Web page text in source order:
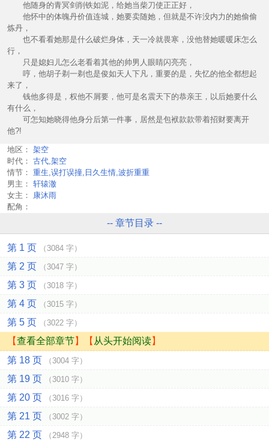
他随身的青冥剑削铁如泥，给她当柴刀使正正好，
他怀中的体魄丹价值连城，她要卖随她，但就是不许没内力的她偷偷
炼丹，
也不看看她那是什么破烂身体，天一冷就畏寒，没他替她暖暖床怎么
行，
只是媳妇儿怎么老看着其他的帅男人眼睛闪亮亮，
哼，他胡子剃一剃也是俊如天人下凡，重要的是，失忆的他全都想起
来了，
钱他多得是，权他不屑要，他可是名震天下的恭亲王，以后她要什么
有什么，
可怎知她晓得他身分后第一件事，居然是包袱款款带着招财要离开
他?!
地区： 架空
时代： 古代,架空
情节： 重生,误打误撞,日久生情,波折重重
男主： 轩辕澈
女主：
康沐雨
配角：
-- 章节目录 --
第 1 页 （3084 字）
第 2 页 （3047 字）
第 3 页 （3018 字）
第 4 页 （3015 字）
第 5 页 （3022 字）
【查看全部章节】【 从头开始阅读】
第 18 页
（3004 字）
第 19 页 （3010 字）
第 20 页 （3016 字）
第 21 页 （3002 字）
第 22 页 （2948 字）